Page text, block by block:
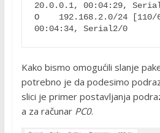
20.0.0.1, 00:04:29,
O    192.168.2.0/24
00:04:34, Serial2/0
Kako bismo omogućili slanje
potrebno je da podesimo
slici je primer postavljanja
a za računar PC0.